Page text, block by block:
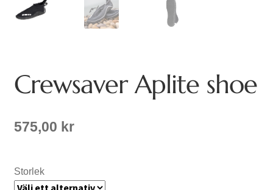
Crewsaver Aplite shoe
575,00 kr
Storlek